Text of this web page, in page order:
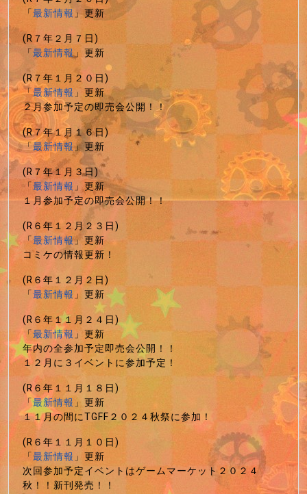
「最新情報」更新
(R７年２月７日)
「最新情報」更新
(R７年１月２０日)
「最新情報」更新
２月参加予定の即売会公開！！
(R７年１月１６日)
「最新情報」更新
(R７年１月３日)
「最新情報」更新
１月参加予定の即売会公開！！
(R６年１２月２３日)
「最新情報」更新
コミケの情報更新！
(R６年１２月２日)
「最新情報」更新
(R６年１１月２４日)
「最新情報」更新
年内の全参加予定即売会公開！！
１２月に３イベントに参加予定！
(R６年１１月１８日)
「最新情報」更新
１１月の間にTGFF２０２４秋祭に参加！
(R６年１１月１０日)
「最新情報」更新
次回参加予定イベントはゲームマーケット２０２４
秋！！新刊発売！！